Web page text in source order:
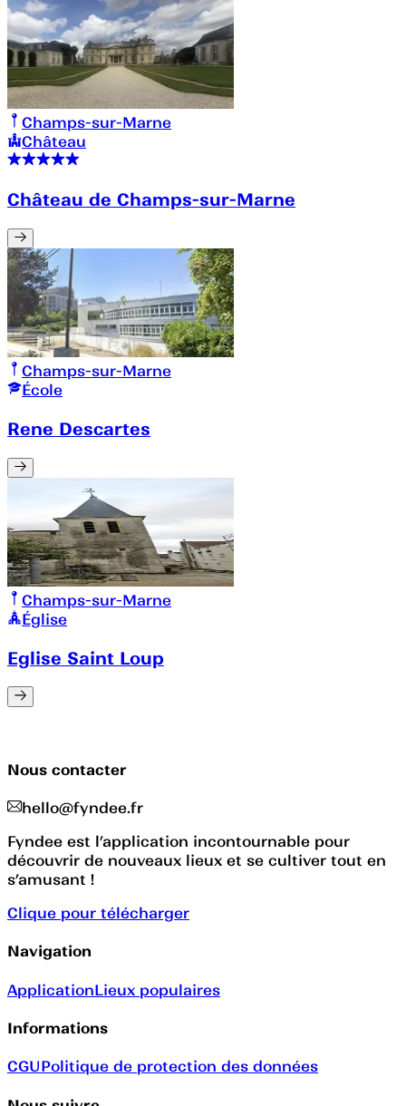
Champs-sur-Marne
Château
Château de Champs-sur-Marne
Champs-sur-Marne
École
Rene Descartes
Champs-sur-Marne
Église
Eglise Saint Loup
Nous contacter
hello@fyndee.fr
Fyndee est l’application incontournable pour
découvrir de nouveaux lieux et se cultiver tout en
s’amusant !
Clique pour télécharger
Navigation
ApplicationLieux populaires
Informations
CGUPolitique de protection des données